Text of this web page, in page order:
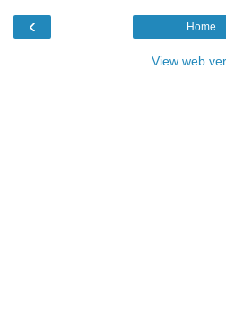
‹ Home
View web